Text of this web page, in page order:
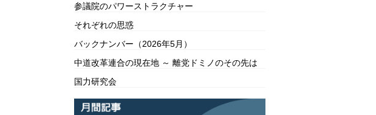
参議院のパワーストラクチャー
それぞれの思惑
バックナンバー（2026年5月）
中道改革連合の現在地 ～ 離党ドミノのその先は
国力研究会